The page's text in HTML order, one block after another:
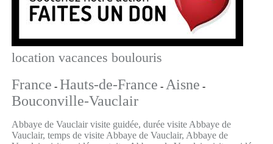
location vacances boulouris
France - Hauts-de-France - Aisne -
Bouconville-Vauclair
Abbaye de Vauclair visite guidée, durée visite Abbaye de
Vauclair, temps de visite Abbaye de Vauclair, Abbaye de